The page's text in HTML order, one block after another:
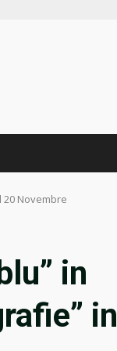
20 Novembre
in
in